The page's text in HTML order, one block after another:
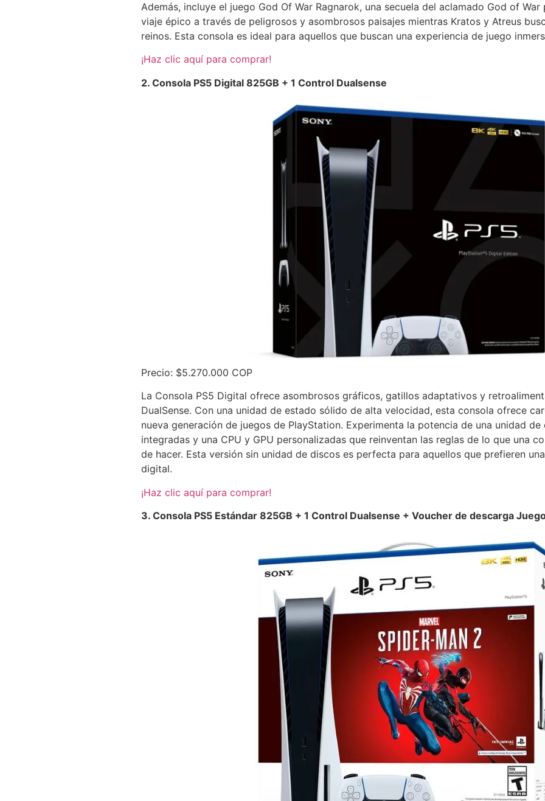
Además, incluye el juego God Of War Ragnarok, una secuela del aclamado God of War
viaje épico a través de peligrosos y asombrosos paisajes mientras Kratos y Atreus
reinos. Esta consola es ideal para aquellos que buscan una experiencia de juego
¡Haz clic aquí para comprar!
2. Consola PS5 Digital 825GB + 1 Control Dualsense
Precio: $5.270.000 COP
La Consola PS5 Digital ofrece asombrosos gráficos, gatillos adaptativos y
DualSense. Con una unidad de estado sólido de alta velocidad, esta consola ofrece
nueva generación de juegos de PlayStation. Experimenta la potencia de una unidad
integradas y una CPU y GPU personalizadas que reinventan las reglas de lo que una
de hacer. Esta versión sin unidad de discos es perfecta para aquellos que prefieren
digital.
¡Haz clic aquí para comprar!
3. Consola PS5 Estándar 825GB + 1 Control Dualsense + Voucher de descarga